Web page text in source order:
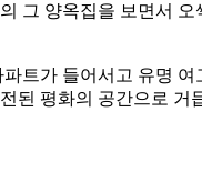
그 양옥집을 보면서
트가 들어서고 유명
된 평화의 공간으로 거